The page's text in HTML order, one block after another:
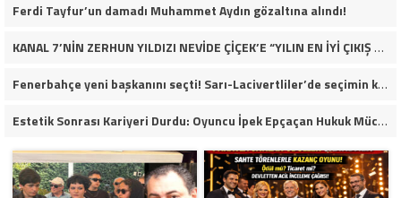
Ferdi Tayfur’un damadı Muhammet Aydın gözaltına alındı!
KANAL 7’NİN ZERHUN YILDIZI NEVİDE ÇİÇEK’E “YILIN EN İYİ ÇIKIŞ YAPAN KADIN OYUNCUSU” ÖDÜLÜ!
Fenerbahçe yeni başkanını seçti! Sarı-Lacivertliler’de seçimin kazananı Aziz Yıldırım oldu
Estetik Sonrası Kariyeri Durdu: Oyuncu İpek Epçaçan Hukuk Mücadelesi Veriyor